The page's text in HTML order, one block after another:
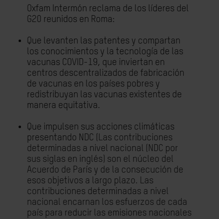
Oxfam Intermón reclama de los líderes del
G20 reunidos en Roma:
Que levanten las patentes y compartan
los conocimientos y la tecnología de las
vacunas COVID-19, que inviertan en
centros descentralizados de fabricación
de vacunas en los países pobres y
redistribuyan las vacunas existentes de
manera equitativa.
Que impulsen sus acciones climáticas
presentando NDC (
Las contribuciones
determinadas a nivel nacional (NDC por
sus siglas en inglés) son el núcleo del
Acuerdo de París y de la consecución de
esos objetivos a largo plazo. Las
contribuciones determinadas a nivel
nacional encarnan los esfuerzos de cada
país para reducir las emisiones nacionales